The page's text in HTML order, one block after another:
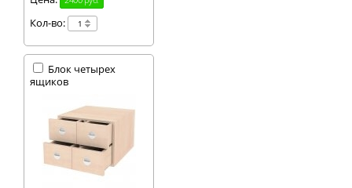
размещается зеркало
среднего формата.
На открытой полке
над зеркалом
размещается, как
правило, какое-
нибудь творческое
Кол-во:
Блок четырех
ящиков